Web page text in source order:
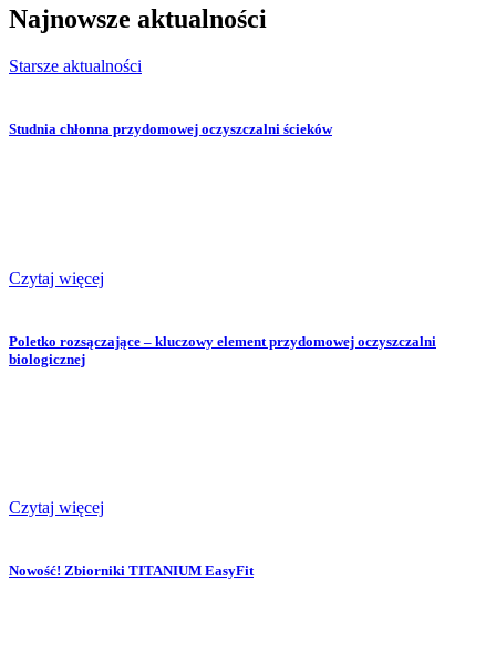
Najnowsze aktualności
Starsze aktualności
Studnia chłonna przydomowej oczyszczalni ścieków
Czytaj więcej
Poletko rozsączające – kluczowy element przydomowej oczyszczalni
biologicznej
Czytaj więcej
Nowość! Zbiorniki TITANIUM EasyFit